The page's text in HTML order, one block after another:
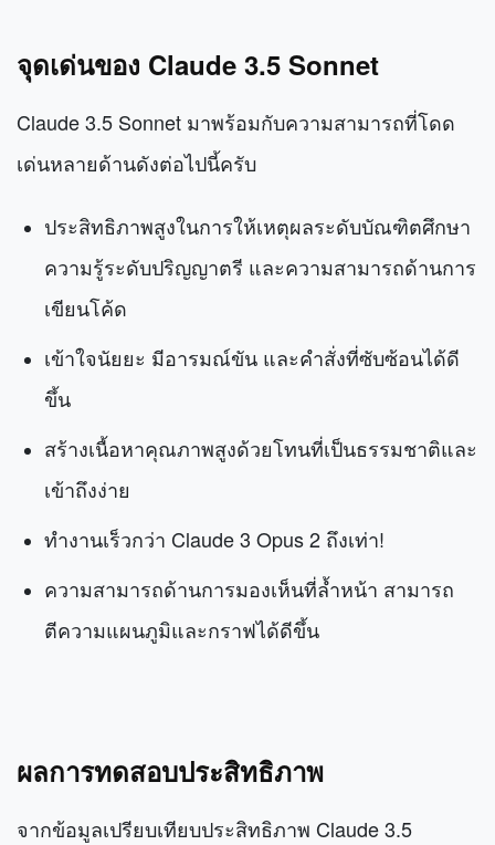
จุดเด่นของ Claude 3.5 Sonnet
Claude 3.5 Sonnet มาพร้อมกับความสามารถที่โดด
เด่นหลายด้านดังต่อไปนี้ครับ
ประสิทธิภาพสูงในการให้เหตุผลระดับบัณฑิตศึกษา
ความรู้ระดับปริญญาตรี และความสามารถด้านการ
เขียนโค้ด
เข้าใจนัยยะ มีอารมณ์ขัน และคำสั่งที่ซับซ้อนได้ดี
ขึ้น
สร้างเนื้อหาคุณภาพสูงด้วยโทนที่เป็นธรรมชาติและ
เข้าถึงง่าย
ทำงานเร็วกว่า Claude 3 Opus 2 ถึงเท่า!
ความสามารถด้านการมองเห็นที่ล้ำหน้า สามารถ
ตีความแผนภูมิและกราฟได้ดีขึ้น
ผลการทดสอบประสิทธิภาพ
จากข้อมูลเปรียบเทียบประสิทธิภาพ Claude 3.5